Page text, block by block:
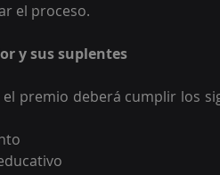
el proceso.
y sus suplentes
premio deberá cumplir los